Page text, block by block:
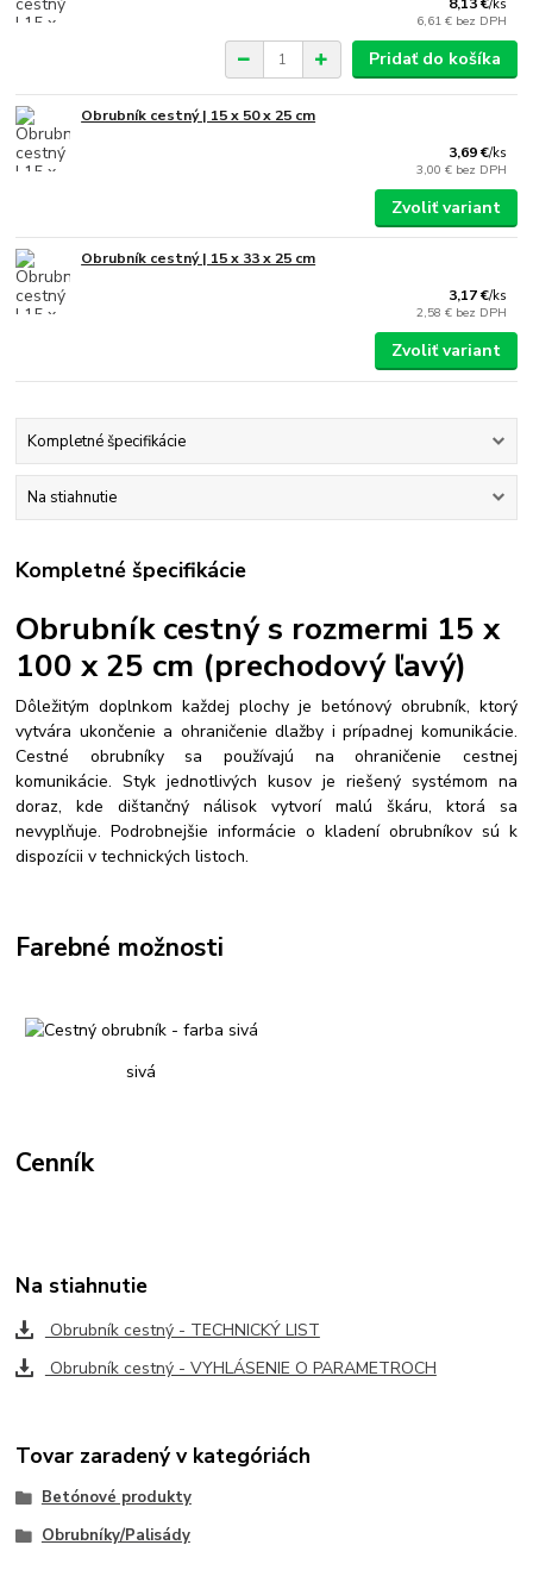
8,13 €/ks
6,61 € bez DPH
Pridať do košíka
Obrubník cestný | 15 x 50 x 25 cm
3,69 €/ks
3,00 € bez DPH
Zvoliť variant
Obrubník cestný | 15 x 33 x 25 cm
3,17 €/ks
2,58 € bez DPH
Zvoliť variant
Kompletné špecifikácie
Na stiahnutie
Kompletné špecifikácie
Obrubník cestný s rozmermi 15 x
100 x 25 cm (prechodový ľavý)
Dôležitým doplnkom každej plochy je betónový obrubník, ktorý
vytvára ukončenie a ohraničenie dlažby i prípadnej komunikácie.
Cestné obrubníky sa používajú na ohraničenie cestnej
komunikácie. Styk jednotlivých kusov je riešený systémom na
doraz, kde dištančný nálisok vytvorí malú škáru, ktorá sa
nevyplňuje. Podrobnejšie informácie o kladení obrubníkov sú k
dispozícii v technických listoch.
Farebné možnosti
sivá
Cenník
Na stiahnutie
Obrubník cestný - TECHNICKÝ LIST
Obrubník cestný - VYHLÁSENIE O PARAMETROCH
Tovar zaradený v kategóriách
Betónové produkty
Obrubníky/Palisády